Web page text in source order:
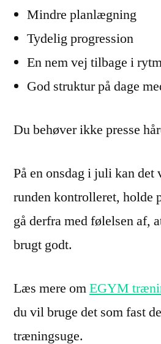
Mindre planlægning
Tydelig progression
En nem vej tilbage i
God struktur på dage
Du behøver ikke presse
På en onsdag i juli kan det
runden kontrolleret, holde
gå derfra med følelsen af,
brugt godt.
Læs mere omEGYM
du vil bruge det som fast
træningsuge.